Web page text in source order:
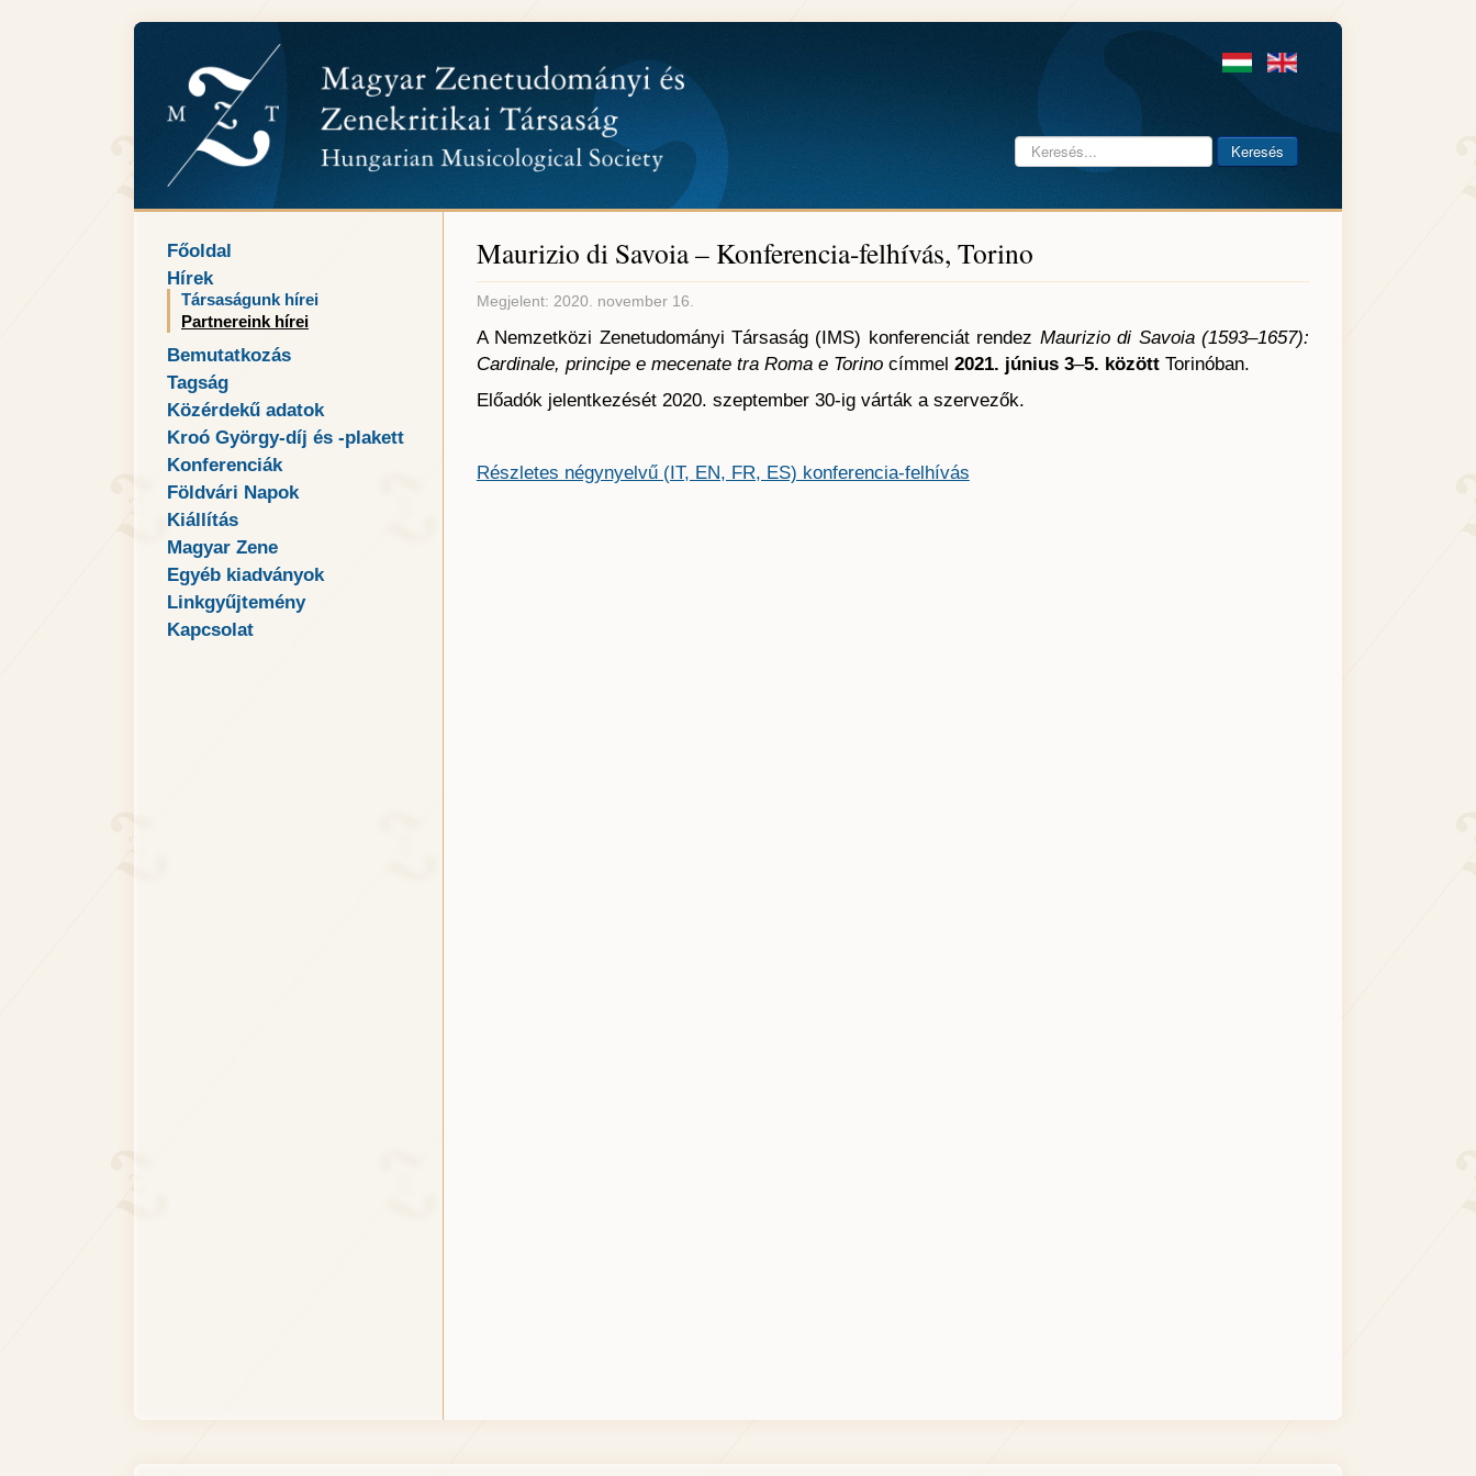
Keresés... Keresés
Főoldal
Hírek
Társaságunk hírei
Partnereink hírei
Bemutatkozás
Tagság
Közérdekű adatok
Kroó György-díj és -plakett
Konferenciák
Földvári Napok
Kiállítás
Magyar Zene
Egyéb kiadványok
Linkgyűjtemény
Kapcsolat
Maurizio di Savoia – Konferencia-felhívás, Torino
Megjelent: 2020. november 16.
A Nemzetközi Zenetudományi Társaság (IMS) konferenciát rendez Maurizio di Savoia (1593–1657):
Cardinale, principe e mecenate tra Roma e Torinocímmel 2021. június 3–5. közöttTorinóban.
Előadók jelentkezését 2020. szeptember 30-ig várták a szervezők.
Részletes négynyelvű (IT, EN, FR, ES) konferencia-felhívás